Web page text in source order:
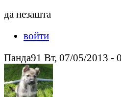
да незашта
войти
Панда91 Вт, 07/05/2013 -